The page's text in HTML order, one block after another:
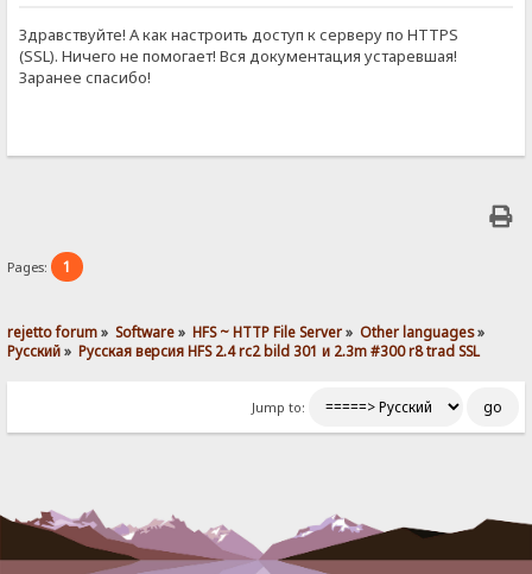
Здравствуйте! А как настроить доступ к серверу по HTTPS
(SSL). Ничего не помогает! Вся документация устаревшая!
Заранее спасибо!
Pages: 1
rejetto forum» Software» HFS ~ HTTP File Server» Other languages»
Pусский» Русская версия HFS 2.4 rc2 bild 301 и 2.3m #300 r8 trad SSL
Jump to: